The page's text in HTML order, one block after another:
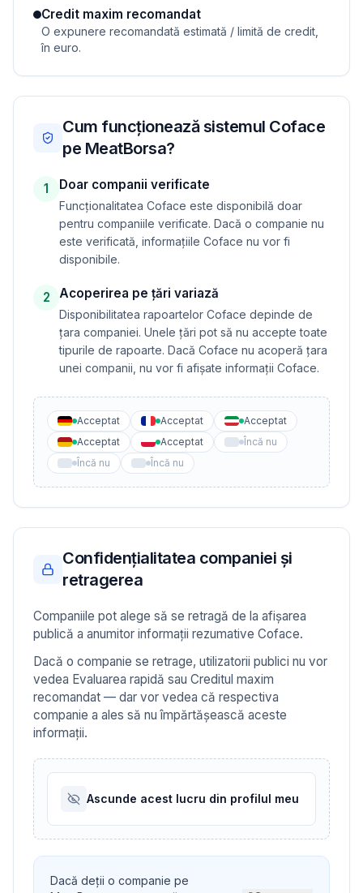
Credit maxim recomandat
O expunere recomandată estimată / limită de credit,
în euro.
Cum funcționează sistemul Coface
pe MeatBorsa?
1 Doar companii verificate
Funcționalitatea Coface este disponibilă doar
pentru companiile verificate. Dacă o companie nu
este verificată, informațiile Coface nu vor fi
disponibile.
2 Acoperirea pe țări variază
Disponibilitatea rapoartelor Coface depinde de
țara companiei. Unele țări pot să nu accepte toate
tipurile de rapoarte. Dacă Coface nu acoperă țara
unei companii, nu vor fi afișate informații Coface.
Acceptat Acceptat
Acceptat
Acceptat
Acceptat
Încă nu
Încă nu
Încă nu
Confidențialitatea companiei și
retragerea
Companiile pot alege să se retragă de la afișarea
publică a anumitor informații rezumative Coface.
Dacă o companie se retrage, utilizatorii publici nu vor
vedea Evaluarea rapidă sau Creditul maxim
recomandat — dar vor vedea că respectiva
companie a ales să nu împărtășească aceste
informații.
Ascunde acest lucru din profilul meu
Dacă deții o companie pe